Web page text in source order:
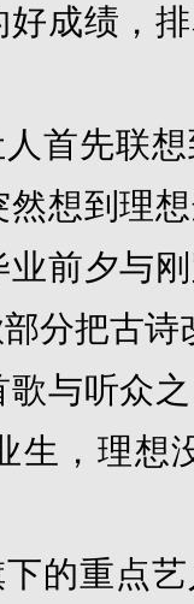
成绩，
先联想
想到理
前夕与
分把古诗
与听众
生，理想
重点艺